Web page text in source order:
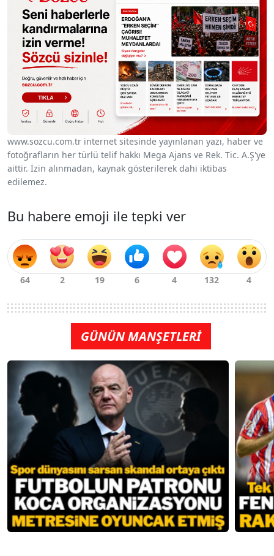
www.sozcu.com.tr internet sitesinde yayınlanan yazı, haber ve
fotoğrafların her türlü telif hakkı Mega Ajans ve Rek. Tic. A.Ş'ye
aittir. İzin alınmadan, kaynak gösterilerek dahi iktibas
edilemez.
Bu habere emoji ile tepki ver
GÜNÜN MANŞETLERİ